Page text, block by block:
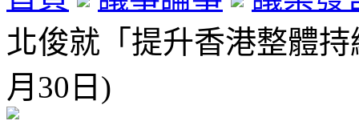
北俊就「提升香港整體
月30日)